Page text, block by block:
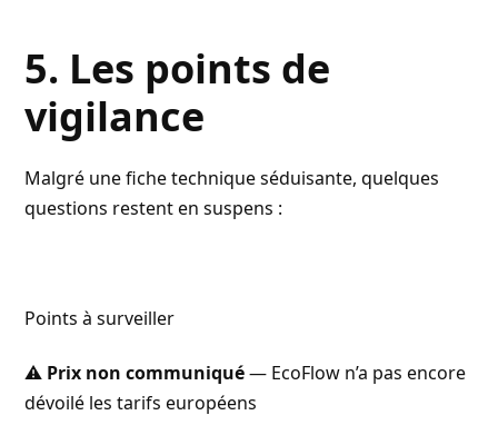
5. Les points de
vigilance
Malgré une fiche technique séduisante, quelques
questions restent en suspens :
Points à surveiller
⚠️ Prix non communiqué— EcoFlow n’a pas encore
dévoilé les tarifs européens